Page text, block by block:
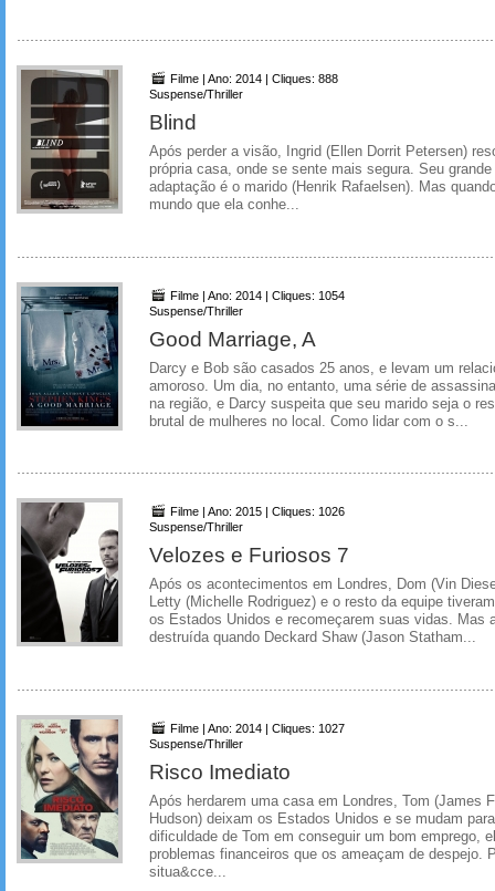
Filme | Ano: 2014 | Cliques: 888
Suspense/Thriller
Blind
Após perder a visão, Ingrid (Ellen Dorrit Petersen)
própria casa, onde se sente mais segura. Seu
adaptação é o marido (Henrik Rafaelsen). Mas
mundo que ela conhe...
Filme | Ano: 2014 | Cliques: 1054
Suspense/Thriller
Good Marriage, A
Darcy e Bob são casados 25 anos, e levam um
amoroso. Um dia, no entanto, uma série de
na região, e Darcy suspeita que seu marido seja o
brutal de mulheres no local. Como lidar com o s...
Filme | Ano: 2015 | Cliques: 1026
Suspense/Thriller
Velozes e Furiosos 7
Após os acontecimentos em Londres, Dom (Vin
Letty (Michelle Rodriguez) e o resto da equipe
os Estados Unidos e recomeçarem suas vidas. Mas
destruída quando Deckard Shaw (Jason Statham...
Filme | Ano: 2014 | Cliques: 1027
Suspense/Thriller
Risco Imediato
Após herdarem uma casa em Londres, Tom (James
Hudson) deixam os Estados Unidos e se mudam
dificuldade de Tom em conseguir um bom emprego,
problemas financeiros que os ameaçam de despejo.
situa&cce...